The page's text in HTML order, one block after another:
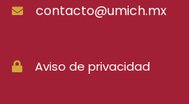
contacto@umich.mx
Aviso de privacidad